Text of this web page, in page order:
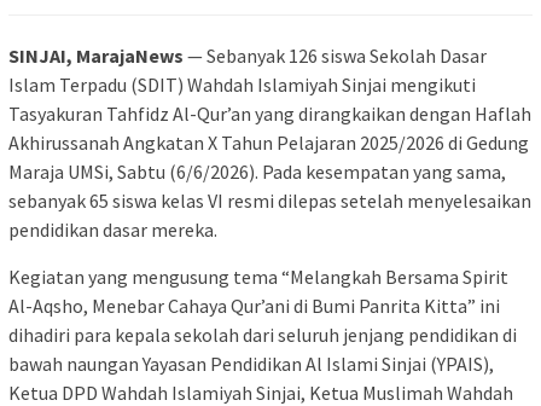
SINJAI, MarajaNews — Sebanyak 126 siswa Sekolah Dasar
Islam Terpadu (SDIT) Wahdah Islamiyah Sinjai mengikuti
Tasyakuran Tahfidz Al-Qur’an yang dirangkaikan dengan Haflah
Akhirussanah Angkatan X Tahun Pelajaran 2025/2026 di Gedung
Maraja UMSi, Sabtu (6/6/2026). Pada kesempatan yang sama,
sebanyak 65 siswa kelas VI resmi dilepas setelah menyelesaikan
pendidikan dasar mereka.
Kegiatan yang mengusung tema “Melangkah Bersama Spirit
Al-Aqsho, Menebar Cahaya Qur’ani di Bumi Panrita Kitta” ini
dihadiri para kepala sekolah dari seluruh jenjang pendidikan di
bawah naungan Yayasan Pendidikan Al Islami Sinjai (YPAIS),
Ketua DPD Wahdah Islamiyah Sinjai, Ketua Muslimah Wahdah